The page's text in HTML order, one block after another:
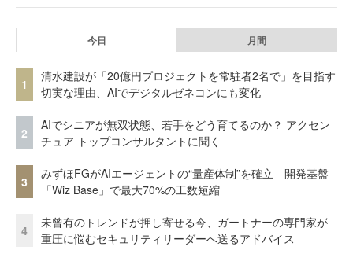
今日 月間
1
清水建設が「20億円プロジェクトを常駐者2名で」を目指す
切実な理由、AIでデジタルゼネコンにも変化
2
AIでシニアが無双状態、若手をどう育てるのか？ アクセン
チュア トップコンサルタントに聞く
3
みずほFGがAIエージェントの“量産体制”を確立 開発基盤
「Wiz Base」で最大70%の工数短縮
4
未曾有のトレンドが押し寄せる今、ガートナーの専門家が
重圧に悩むセキュリティリーダーへ送るアドバイス